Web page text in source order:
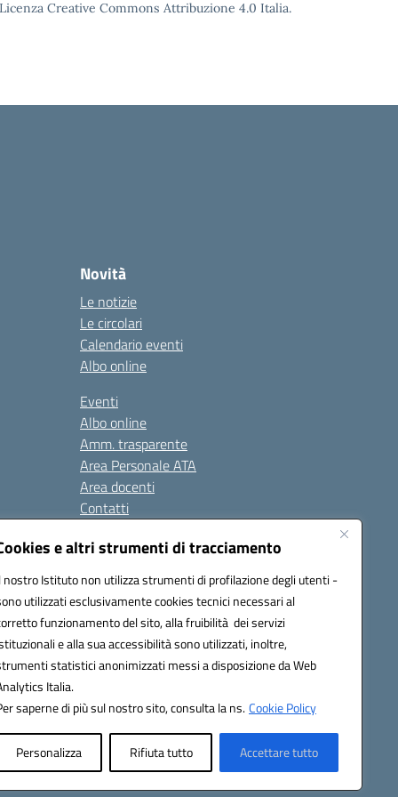
e altri strumenti di tracciamento
nostro Istituto non utilizza strumenti di profilazione degli utenti -
utilizzati esclusivamente cookies tecnici necessari al
funzionamento del sito, alla fruibilità dei servizi
e alla sua accessibilità sono utilizzati, inoltre,
statistici anonimizzati messi a disposizione da Web
Italia.
saperne di più sul nostro sito, consulta la ns.Cookie Policy
Personalizza Rifiuta tutto Accettare tutto
Creative Commons Attribuzione 4.0 Italia.
Novità
Le notizie
Le circolari
Calendario eventi
Albo online
Eventi
Albo online
Amm. trasparente
Area Personale ATA
Area docenti
Contatti